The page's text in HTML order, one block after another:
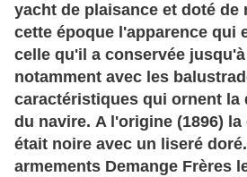
yacht de plaisance et doté de
cette époque l'apparence qui
celle qu'il a conservée
notamment avec les
caractéristiques qui ornent la
du navire. A l'origine (1896)
était noire avec un liseré
armements Demange Frères